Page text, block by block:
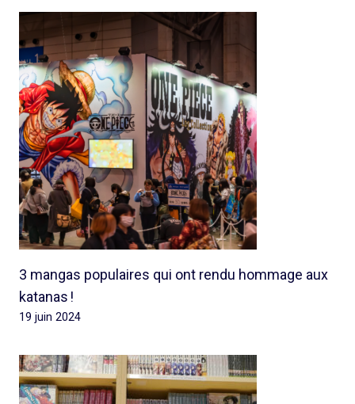
3 mangas populaires qui ont rendu hommage aux
katanas !
19 juin 2024